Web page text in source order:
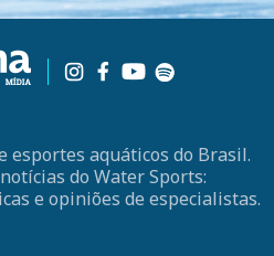
esportes aquáticos do Brasil.
do Water Sports:
e opiniões de especialistas.